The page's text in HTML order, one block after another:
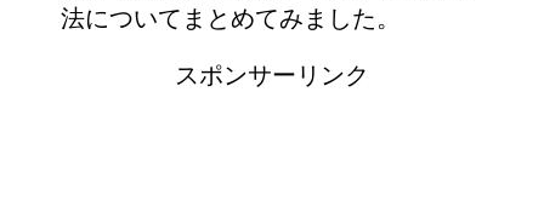
法についてまとめてみました。
スポンサーリンク